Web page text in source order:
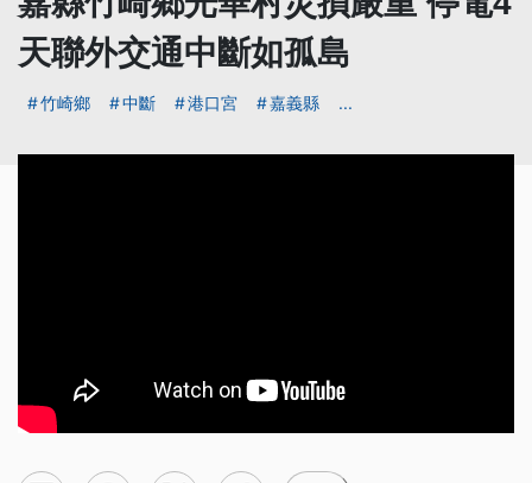
天聯外交通中斷如孤島
竹崎鄉 中斷 港口宮 嘉義縣 ...